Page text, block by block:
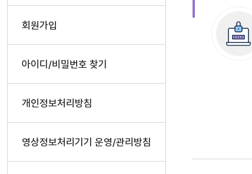
회원가입
아이디/비밀번호 찾기
개인정보처리방침
영상정보처리기기 운영/관리방침